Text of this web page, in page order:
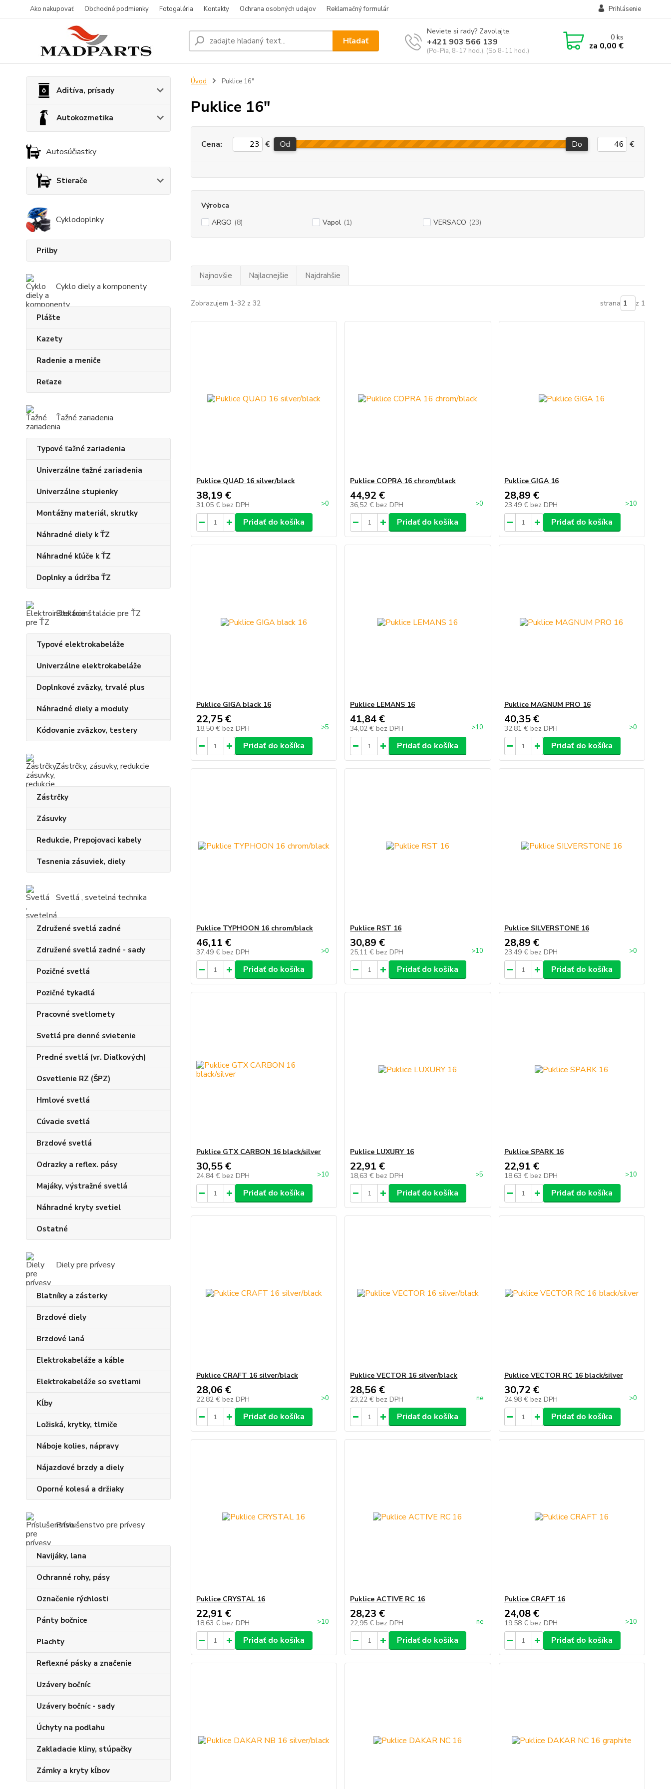
Ako nakupovať Obchodné podmienky Fotogaléria Kontakty Ochrana osobných udajov Reklamačný formulár Prihlásenie
Hľadať
Neviete si rady? Zavolajte.
+421 903 566 139
(Po-Pia, 8-17 hod.), (So 8-11 hod.)
0ks
za 0,00 €
Aditíva, prísady
Autokozmetika
Autosúčiastky
Stierače
Cyklodoplnky
Prilby
Cyklo diely a komponenty
Plášte
Kazety
Radenie a meniče
Reťaze
Ťažné zariadenia
Typové ťažné zariadenia
Univerzálne ťažné zariadenia
Univerzálne stupienky
Montážny materiál, skrutky
Náhradné diely k ŤZ
Náhradné kľúče k ŤZ
Doplnky a údržba ŤZ
Elektroinštalácie pre ŤZ
Typové elektrokabeláže
Univerzálne elektrokabeláže
Doplnkové zväzky, trvalé plus
Náhradné diely a moduly
Kódovanie zväzkov, testery
Zástrčky, zásuvky, redukcie
Zástrčky
Zásuvky
Redukcie, Prepojovaci kabely
Tesnenia zásuviek, diely
Svetlá , svetelná technika
Združené svetlá zadné
Združené svetlá zadné - sady
Pozičné svetlá
Pozičné tykadlá
Pracovné svetlomety
Svetlá pre denné svietenie
Predné svetlá (vr. Diaľkových)
Osvetlenie RZ (ŠPZ)
Hmlové svetlá
Cúvacie svetlá
Brzdové svetlá
Odrazky a reflex. pásy
Majáky, výstražné svetlá
Náhradné kryty svetiel
Ostatné
Diely pre prívesy
Blatníky a zásterky
Brzdové diely
Brzdové laná
Elektrokabeláže a káble
Elektrokabeláže so svetlami
Kĺby
Ložiská, krytky, tlmiče
Náboje kolies, nápravy
Nájazdové brzdy a diely
Oporné kolesá a držiaky
Príslušenstvo pre prívesy
Navijáky, lana
Ochranné rohy, pásy
Označenie rýchlosti
Pánty bočnice
Plachty
Reflexné pásky a značenie
Uzávery bočníc
Uzávery bočníc - sady
Úchyty na podlahu
Zakladacie kliny, stúpačky
Zámky a kryty kĺbov
Úvod Puklice 16"
Puklice 16"
Cena: € Od Do €
Výrobca
ARGO (8) Vapol (1) VERSACO (23)
Najnovšie Najlacnejšie Najdrahšie
Zobrazujem 1-32 z 32 strana z 1
Puklice QUAD 16 silver/black
38,19 €
31,05 € bez DPH >0
Pridať do košíka
Puklice COPRA 16 chrom/black
44,92 €
36,52 € bez DPH >0
Pridať do košíka
Puklice GIGA 16
28,89 €
23,49 € bez DPH >10
Pridať do košíka
Puklice GIGA black 16
22,75 €
18,50 € bez DPH >5
Pridať do košíka
Puklice LEMANS 16
41,84 €
34,02 € bez DPH >10
Pridať do košíka
Puklice MAGNUM PRO 16
40,35 €
32,81 € bez DPH >0
Pridať do košíka
Puklice TYPHOON 16 chrom/black
46,11 €
37,49 € bez DPH >0
Pridať do košíka
Puklice RST 16
30,89 €
25,11 € bez DPH >10
Pridať do košíka
Puklice SILVERSTONE 16
28,89 €
23,49 € bez DPH >0
Pridať do košíka
Puklice GTX CARBON 16 black/silver
30,55 €
24,84 € bez DPH >10
Pridať do košíka
Puklice LUXURY 16
22,91 €
18,63 € bez DPH >5
Pridať do košíka
Puklice SPARK 16
22,91 €
18,63 € bez DPH >10
Pridať do košíka
Puklice CRAFT 16 silver/black
28,06 €
22,82 € bez DPH >0
Pridať do košíka
Puklice VECTOR 16 silver/black
28,56 €
23,22 € bez DPH ne
Pridať do košíka
Puklice VECTOR RC 16 black/silver
30,72 €
24,98 € bez DPH >0
Pridať do košíka
Puklice CRYSTAL 16
22,91 €
18,63 € bez DPH >10
Pridať do košíka
Puklice ACTIVE RC 16
28,23 €
22,95 € bez DPH ne
Pridať do košíka
Puklice CRAFT 16
24,08 €
19,58 € bez DPH >10
Pridať do košíka